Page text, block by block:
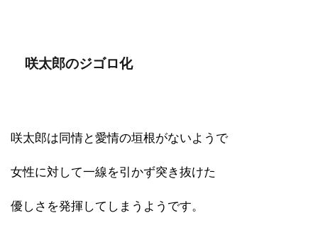
咲太郎のジゴロ化
咲太郎は同情と愛情の垣根がないようで
女性に対して一線を引かず突き抜けた
優しさを発揮してしまうようです。